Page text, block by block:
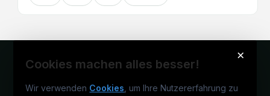
×
Cookies machen alles besser!
Wir verwenden Cookies , um Ihre Nutzererfahrung zu